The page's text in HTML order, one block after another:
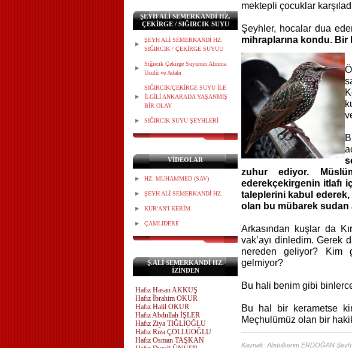
ŞEYH ALİ SEMERKANDİ HZ.
ÇEKİRGE / SIĞIRCIK SUYU
ŞEYH ALİ SEMERKANDİ HZ.
SIĞIRCIK / ÇEKİRGE SUYUU
Sığırcık Çekirge Suyunun Alınma
Usulü ve Adabı
SIĞIRCIK/ÇEKİRGE SUYU İLE
İLGİLİ ANKARADA YAŞANMIŞ
BİR OLAY
SIĞIRCIK SUYU ŞEYHLERİ
VİDEOLAR
HZ. MUHAMMED (SAV)
ŞEYH ALİ SEMERKANDİ HZ.
KUR'AN'I KERİM
ÇAMLIDERE
Ş.ALİ SEMERKANDİ HZ.
İZİNDEN
Hafız Hasan AKKUŞ
Hafız İbrahim OKUR
Hafız Halil OKUR
Hafız Abdullah İŞLER
Hafız Ziya TIĞLIOĞLU
Hafız Rıza ÇÖLLÜOĞLU
Hafız Osman TAŞKAN
mektepli çocuklar
Şeyhler, hocalar dua
mihraplarına kondu. Bir
zuhur ediyor.
ederekçekirgenin itlafı
taleplerini kabul ederek,
olan bu mübarek sudan
Arkasından kuşlar da
vak’ayı dinledim. Gerek
nereden geliyor?
Kim
gelmiyor?
Bu hali benim gibi
Bu hal bir kerametse
Meçhulümüz olan bir
Kaynak: Abdulkerim ERDOĞAN